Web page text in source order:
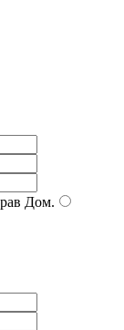
Дом.